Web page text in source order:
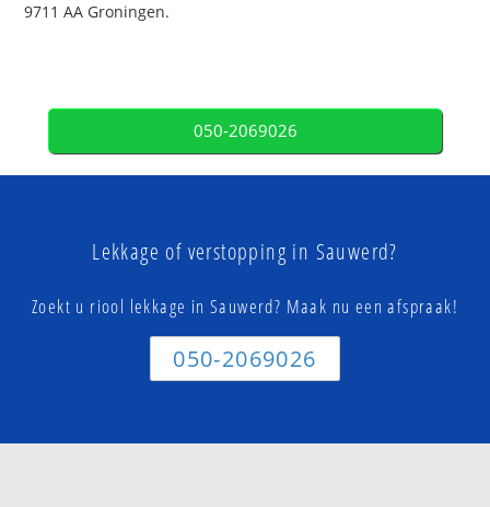
9711 AA Groningen.
050-2069026
Lekkage of verstopping in Sauwerd?
Zoekt u riool lekkage in Sauwerd? Maak nu een afspraak!
050-2069026